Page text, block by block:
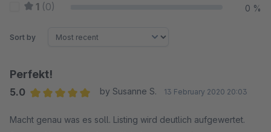
1 (0) 0 %
Sort by
Perfekt!
5.0
by Susanne S. 13 February 2020 20:03
Macht genau was es soll. Listing wird deutlich aufgewertet.